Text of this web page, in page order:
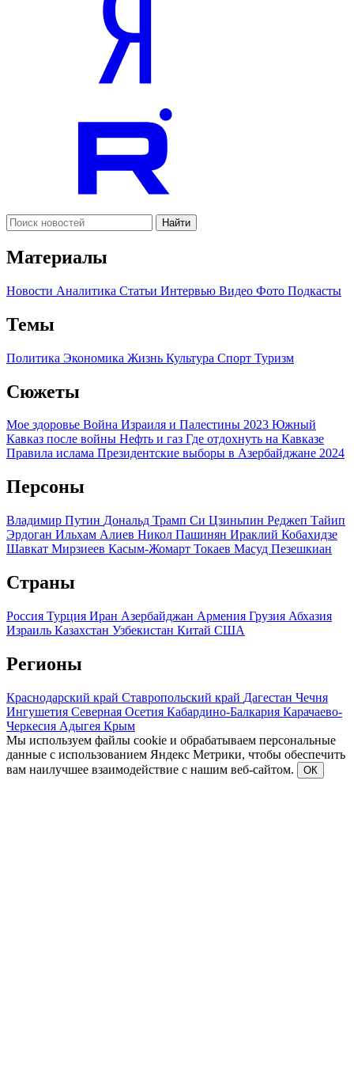
Найти
Материалы
Новости Аналитика Статьи Интервью Видео Фото Подкасты
Темы
Политика Экономика Жизнь Культура Спорт Туризм
Сюжеты
Мое здоровье Война Израиля и Палестины 2023 Южный
Кавказ после войны Нефть и газ Где отдохнуть на Кавказе
Правила ислама Президентские выборы в Азербайджане 2024
Персоны
Владимир Путин Дональд Трамп Си Цзиньпин Реджеп Тайип
Эрдоган Ильхам Алиев Никол Пашинян Ираклий Кобахидзе
Шавкат Мирзиеев Касым-Жомарт Токаев Масуд Пезешкиан
Страны
Россия Турция Иран Азербайджан Армения Грузия Абхазия
Израиль Казахстан Узбекистан Китай США
Регионы
Краснодарский край Ставропольский край Дагестан Чечня
Ингушетия Северная Осетия Кабардино-Балкария Карачаево-
Черкесия Адыгея Крым
Мы используем файлы cookie и обрабатываем персональные
данные с использованием Яндекс Метрики, чтобы обеспечить
вам наилучшее взаимодействие с нашим веб-сайтом.
ОК